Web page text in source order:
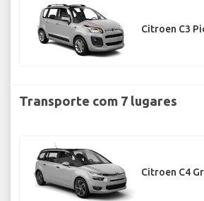
Citroen C3
Transporte com 7 lugares
Citroen C4